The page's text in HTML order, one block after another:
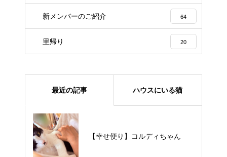
新メンバーのご紹介 64
里帰り 20
最近の記事 ハウスにいる猫
【幸せ便り】コルディちゃん
【里親様募集中】メメちゃん